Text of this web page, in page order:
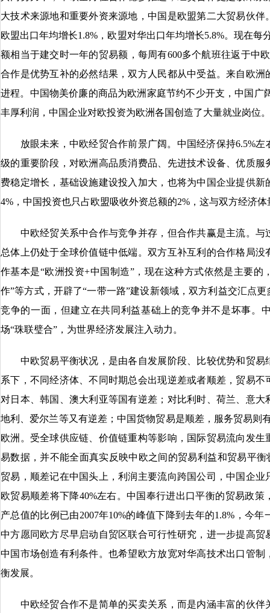
大技术来源地和重要外资来源地，中国是欧盟第二大贸易伙
欧盟出口年均增长1.8%，欧盟对华出口年均增长5.8%。现在
额相当于建交时一年的贸易额，每周有600多个航班往返于中
合作是优势互补的必然结果，双方人民都从中受益。来自欧
进程。中国物美价廉的商品为欧洲家庭节约不少开支，中国广
丰厚利润，中国企业对欧投资为欧洲各国创造了大量就业岗位。
放眼未来，中欧经贸合作前景广阔。中国经济保持6.5%左
级的重要阶段，对欧洲高品质消费品、先进技术设备、优质
费稳定增长，基础设施建设投入加大，也将为中国企业提供
4%，中国投资也只占欧盟吸收外资总额的2%，这与双方经济
中欧经贸关系中合作与竞争并存，但合作共赢是主流。与
总体上仍处于全球价值链中低端。双方互补互利的合作格局
作基本是“欧洲投资+中国制造”，现在这种方式依然是主要的
作”等方式，开辟了“一带一路”建设新领域，双方利益交汇点
竞争的一面，但建立在共同利益基础上的竞争并不是坏事。
场“珠联璧合”，为世界经济发展注入动力。
中欧贸易平衡状况，是由各自发展阶段、比较优势和贸易
系下，不同经济体、不同时期总会出现逆差或者顺差，贸易
对日本、韩国、澳大利亚等国有逆差；对比利时、荷兰、意
地利、爱尔兰等又有逆差；中国货物贸易是顺差，服务贸易则
欧洲。受全球供应链、价值链重构等影响，国际贸易流向发
易数据，并不能全面真实反映中欧之间的贸易利益和贸易平
贸易，顺差记在中国头上，利润主要流向跨国公司，中国企
欧贸易顺差将下降40%左右。中国奉行进出口平衡的贸易政
产总值的比例已由2007年10%的峰值下降到去年的1.8%，今
中方愿同欧方尽早启动自贸区联合可行性研究，进一步提高
中国市场创造有利条件。也希望欧方放宽对华高技术出口管
衡发展。
中欧经贸合作不是简单的买卖关系，而是内涵丰富的伙伴